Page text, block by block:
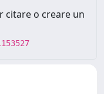
citare o creare un